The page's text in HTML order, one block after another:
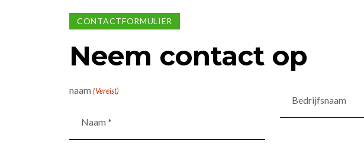
CONTACTFORMULIER
Neem contact op
naam (Vereist)